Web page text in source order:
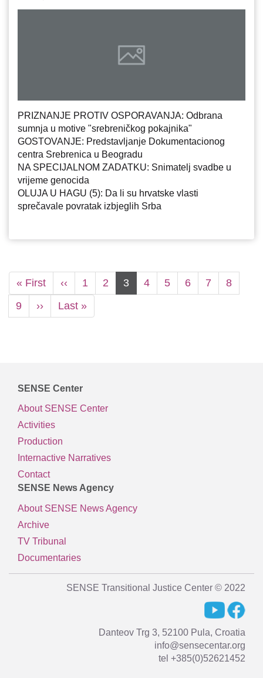
PRIZNANJE PROTIV OSPORAVANJA: Odbrana
sumnja u motive "srebreničkog pokajnika"
GOSTOVANJE: Predstavljanje Dokumentacionog
centra Srebrenica u Beogradu
NA SPECIJALNOM ZADATKU: Snimatelj svadbe u
vrijeme genocida
OLUJA U HAGU (5): Da li su hrvatske vlasti
sprečavale povratak izbjeglih Srba
Pagination
First
page
« First
Previous
page
‹‹ Page
1 Page
2
Current
page
3 Page
4 Page
5 Page
6 Page
7 Page
8
Page
9
Next
page
››
Last
page
Last »
SENSE Center
About SENSE Center
Activities
Production
Internactive Narratives
Contact
SENSE News Agency
About SENSE News Agency
Archive
TV Tribunal
Documentaries
SENSE Transitional Justice Center © 2022
Danteov Trg 3, 52100 Pula, Croatia
info@sensecentar.org
tel +385(0)52621452